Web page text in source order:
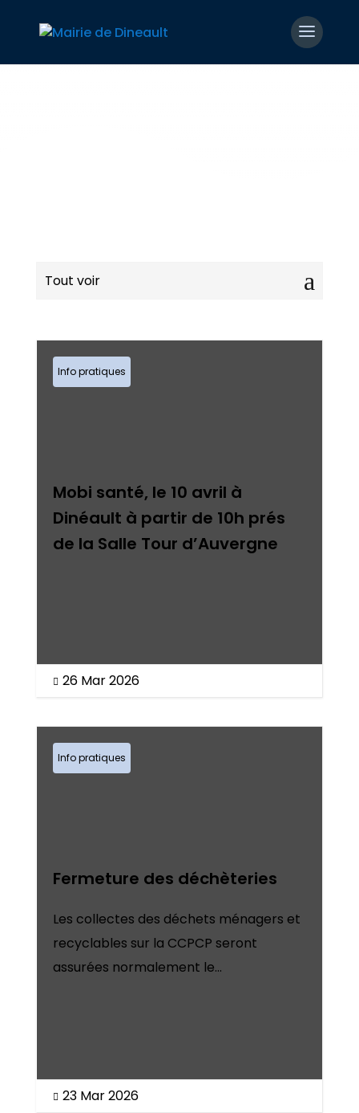
Tout voir
Info pratiques
Mobi santé, le 10 avril à
Dinéault à partir de 10h prés
de la Salle Tour d’Auvergne
 26 Mar 2026
Info pratiques
Fermeture des déchèteries
Les collectes des déchets ménagers et
recyclables sur la CCPCP seront
assurées normalement le...
 23 Mar 2026